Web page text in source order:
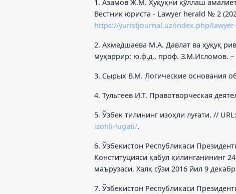
1. Азамов Ж.М. Ҳуқуқни қўллаш
Вестник юриста - Lawyer herald № 2
https://yuristjournal.uz/index.php/
2. Ахмедшаева М.А. Давлат ва ҳуқуқ
муҳаррир: ю.ф.д., проф. З.М.Исломов. –
3. Сырых В.М. Логические основания
4. Тультеев И.Т. Правотворческая
5. Ўзбек тилининг изоҳли луғати. // URL:
izohli-lugati/.
6. Ўзбекистон Республикаси
Конституцияси қабул қилинганининг
маърузаси. Халқ сўзи 2016 йил 9
7. Ўзбекистон Республикаси